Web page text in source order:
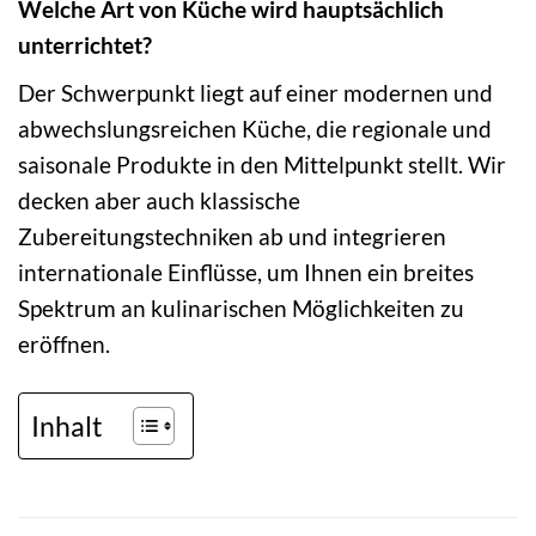
Welche Art von Küche wird hauptsächlich
unterrichtet?
Der Schwerpunkt liegt auf einer modernen und
abwechslungsreichen Küche, die regionale und
saisonale Produkte in den Mittelpunkt stellt. Wir
decken aber auch klassische
Zubereitungstechniken ab und integrieren
internationale Einflüsse, um Ihnen ein breites
Spektrum an kulinarischen Möglichkeiten zu
eröffnen.
Inhalt